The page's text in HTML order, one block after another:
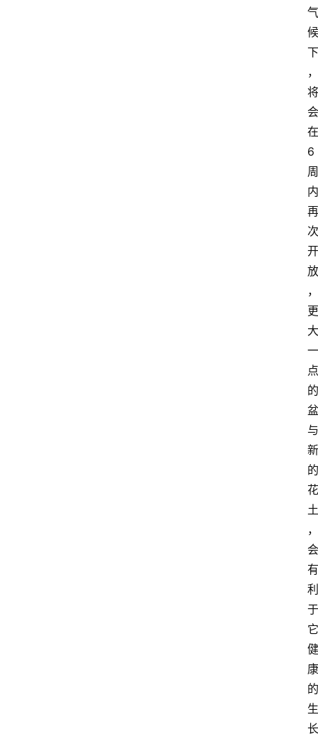
气
候
下
，
将
会
在
6
周
内
再
次
开
放
，
更
大
一
点
的
盆
与
新
的
花
土
，
会
有
利
于
它
健
康
的
生
长